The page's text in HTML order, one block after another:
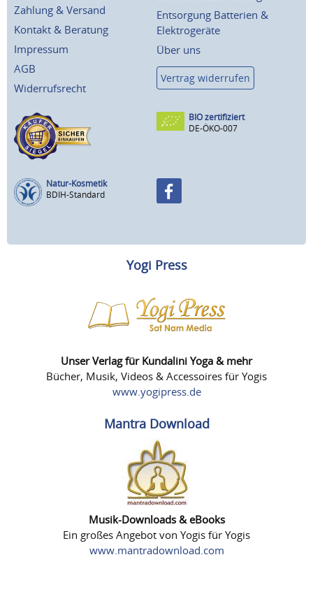
Zahlung & Versand
Kontakt & Beratung
Impressum
AGB
Widerrufsrecht
Entsorgung Batterien &
Elektrogeräte
Über uns
Vertrag widerrufen
BIO zertifiziert
DE-ÖKO-007
Natur-Kosmetik
BDIH-Standard
Yogi Press
Unser Verlag für Kundalini Yoga & mehr
Bücher, Musik, Videos & Accessoires für Yogis
www.yogipress.de
Mantra Download
Musik-Downloads & eBooks
Ein großes Angebot von Yogis für Yogis
www.mantradownload.com